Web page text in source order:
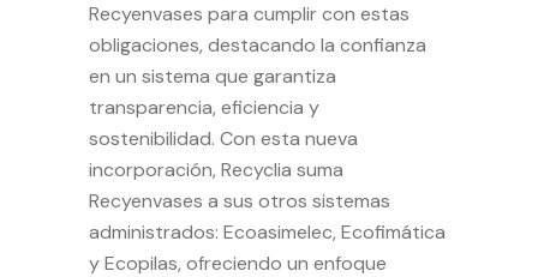
Recyenvases para cumplir con estas
obligaciones, destacando la confianza
en un sistema que garantiza
transparencia, eficiencia y
sostenibilidad. Con esta nueva
incorporación, Recyclia suma
Recyenvases a sus otros sistemas
administrados: Ecoasimelec, Ecofimática
y Ecopilas, ofreciendo un enfoque